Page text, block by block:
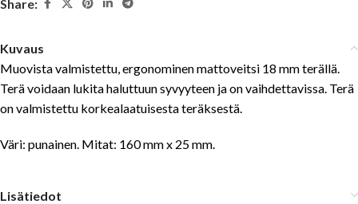
Share:
Kuvaus
Muovista valmistettu, ergonominen mattoveitsi 18 mm terällä.
Terä voidaan lukita haluttuun syvyyteen ja on vaihdettavissa. Terä
on valmistettu korkealaatuisesta teräksestä.
Väri: punainen. Mitat: 160 mm x 25 mm.
Lisätiedot